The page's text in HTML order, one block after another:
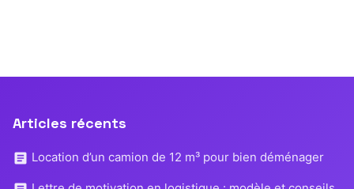
Articles récents
Location d’un camion de 12 m³ pour bien déménager